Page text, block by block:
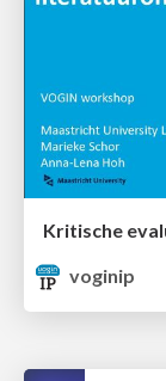
voginip